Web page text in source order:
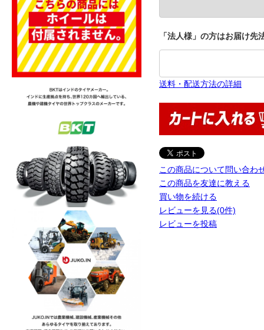
「法人様」の方はお届け
送料・配送方法の詳細
この商品について問い合わ
この商品を友達に教える
買い物を続ける
レビューを見る(0件)
レビューを投稿